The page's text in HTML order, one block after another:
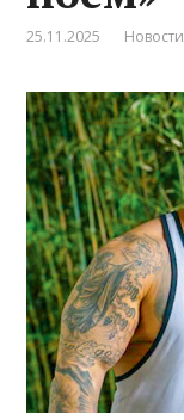
25.11.2025 Новости